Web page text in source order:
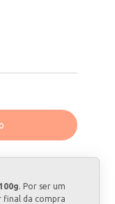
100g. Por ser um
final da compra